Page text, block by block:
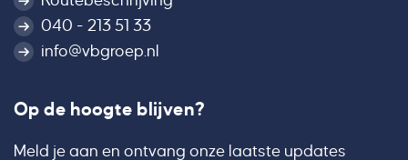
040 - 213 51 33
info@vbgroep.nl
Op de hoogte blijven?
Meld je aan en ontvang onze laatste updates